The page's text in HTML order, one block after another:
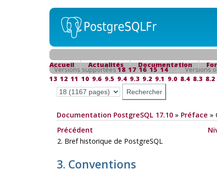
Accueil Actualités Documentation
Versions supportées18 17 16 15 14
Versions
13 12 11 10 9.6 9.5 9.4 9.3 9.2 9.1 9.0 8.4 8.3 8.2
Documentation PostgreSQL 17.10» Préface »
Précédent
2. Bref historique de PostgreSQL
3. Conventions